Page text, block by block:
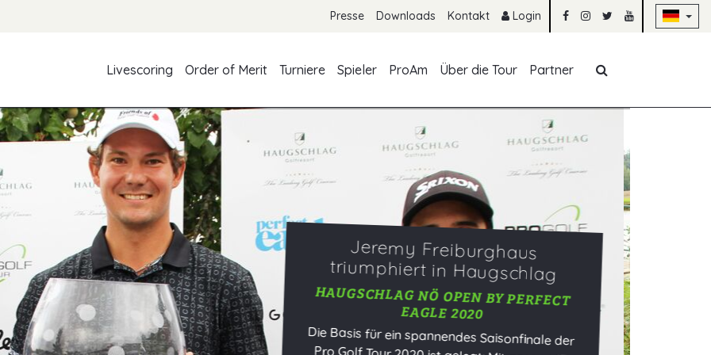
Presse Downloads Kontakt Login
Livescoring
Order of Merit Turniere Spieler ProAm Über die Tour Partner
Zweiter Saisonerfolg für den
Schweizer Jeremy Freiburghaus
HAUGSCHLAG NÖ OPEN BY PERFECT
EAGLE 2020